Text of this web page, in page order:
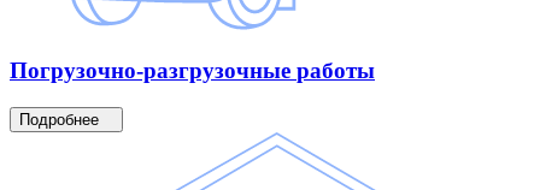
Погрузочно-разгрузочные работы
Подробнее